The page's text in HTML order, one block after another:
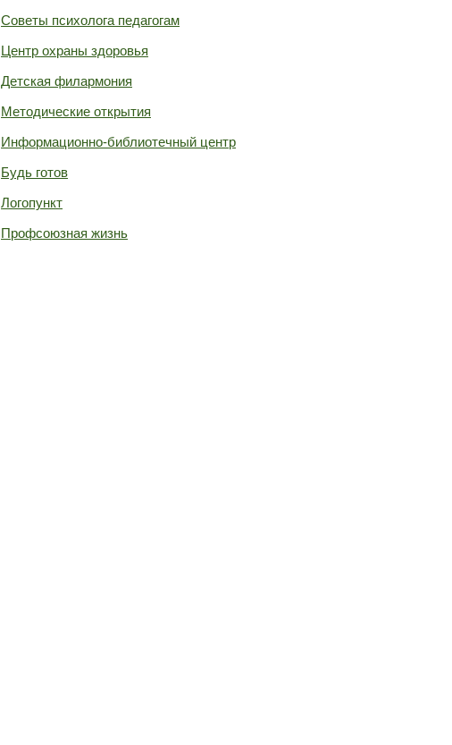
Советы психолога педагогам
Центр охраны здоровья
Детская филармония
Методические открытия
Информационно-библиотечный центр
Будь готов
Логопункт
Профсоюзная жизнь